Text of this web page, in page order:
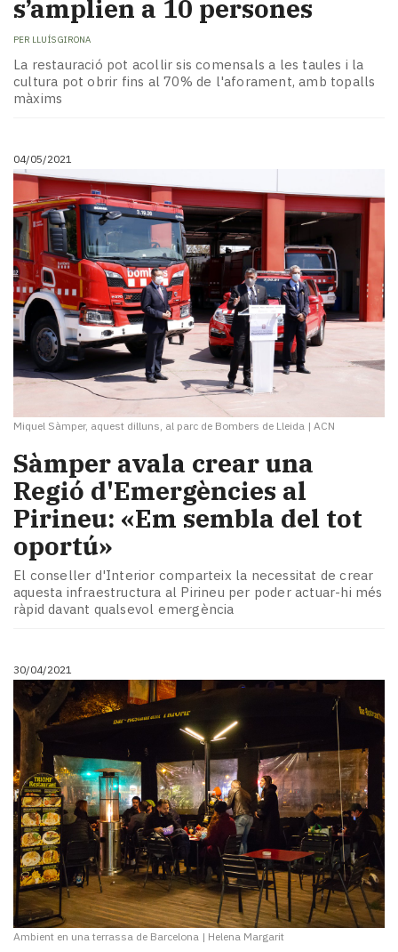
s’amplien a 10 persones
PER LLUÍS GIRONA
La restauració pot acollir sis comensals a les taules i la
cultura pot obrir fins al 70% de l'aforament, amb topalls
màxims
04/05/2021
Miquel Sàmper, aquest dilluns, al parc de Bombers de Lleida | ACN
Sàmper avala crear una
Regió d'Emergències al
Pirineu: «Em sembla del tot
oportú»​
El conseller d'Interior comparteix la necessitat de crear
aquesta infraestructura al Pirineu per poder actuar-hi més
ràpid davant qualsevol emergència
30/04/2021
Ambient en una terrassa de Barcelona | Helena Margarit